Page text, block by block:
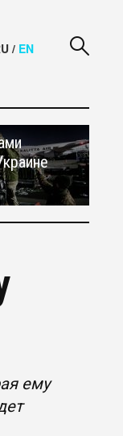
/ EN
ему